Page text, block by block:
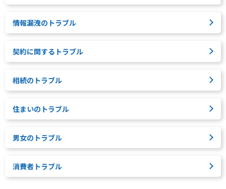
情報漏洩のトラブル
契約に関するトラブル
相続のトラブル
住まいのトラブル
男女のトラブル
消費者トラブル